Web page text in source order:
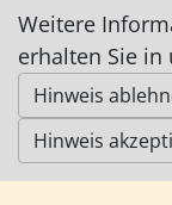
Weitere
erhalten Sie in
Hinweis
Hinweis